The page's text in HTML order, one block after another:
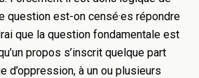
question est-on censé·es répondre
que la question fondamentale est
propos s’inscrit quelque part
d’oppression, à un ou plusieurs